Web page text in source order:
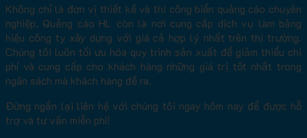
Không chỉ là đơn vị thiết kế và thi công biển quảng cáo chuyên
nghiệp, Quảng cáo HL còn là nơi cung cấp dịch vụ làm bảng
hiệu công ty xây dựng với giá cả hợp lý nhất trên thị trường.
Chúng tôi luôn tối ưu hóa quy trình sản xuất để giảm thiểu chi
phí và cung cấp cho khách hàng những giá trị tốt nhất trong
ngân sách mà khách hàng đề ra.
Đừng ngần lại liên hệ với chúng tôi ngay hôm nay để được hỗ
trợ và tư vấn miễn phí!